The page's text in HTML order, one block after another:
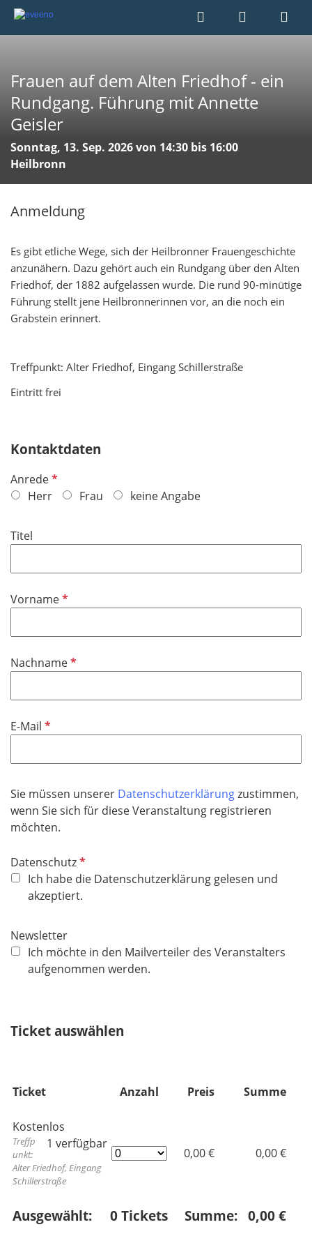
Frauen auf dem Alten Friedhof - ein
Rundgang. Führung mit Annette
Geisler
Sonntag, 13. Sep. 2026 von 14:30 bis 16:00
Heilbronn
Anmeldung
Es gibt etliche Wege, sich der Heilbronner Frauengeschichte
anzunähern. Dazu gehört auch ein Rundgang über den Alten
Friedhof, der 1882 aufgelassen wurde. Die rund 90-minütige
Führung stellt jene Heilbronnerinnen vor, an die noch ein
Grabstein erinnert.
Treffpunkt: Alter Friedhof, Eingang Schillerstraße
Eintritt frei
Kontaktdaten
AnredeP
f
c
f
e
Herr Frau keine Angabe
Titel
VornameP
c
t
e
d
NachnameP
t
e
l
E-Mail P
c
h
t
e
l
d
Sie müssen unserer Datenschutzerklärungzustimmen,
wenn Sie sich für diese Veranstaltung registrieren
möchten.
DatenschutzP
f
l
h
d
Ich habe die Datenschutzerklärung gelesen und
akzeptiert.
Newsletter
Ich möchte in den Mailverteiler des Veranstalters
aufgenommen werden.
Ticket auswählen
Ticket Anzahl Preis Summe
Kostenlos
1 verfügbar
Treffp
unkt:
Alter Friedhof, Eingang
Schillerstraße
0,00 € 0,00 €
Ausgewählt: 0Tickets Summe: 0,00 €